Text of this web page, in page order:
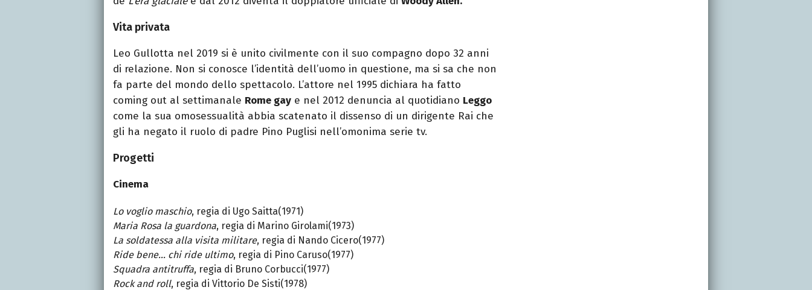
Vita privata
Leo Gullotta nel 2019 si è unito civilmente con il suo compagno dopo 32 anni
di relazione. Non si conosce l’identità dell’uomo in questione, ma si sa che non
fa parte del mondo dello spettacolo. L’attore nel 1995 dichiara ha fatto
coming out al settimanale Rome gay e nel 2012 denuncia al quotidiano Leggo
come la sua omosessualità abbia scatenato il dissenso di un dirigente Rai che
gli ha negato il ruolo di padre Pino Puglisi nell’omonima serie tv.
Progetti
Cinema
Lo voglio maschio, regia di Ugo Saitta(1971)
Maria Rosa la guardona, regia di Marino Girolami(1973)
La soldatessa alla visita militare, regia di Nando Cicero(1977)
Ride bene… chi ride ultimo, regia di Pino Caruso(1977)
Squadra antitruffa, regia di Bruno Corbucci(1977)
Rock and roll, regia di Vittorio De Sisti(1978)